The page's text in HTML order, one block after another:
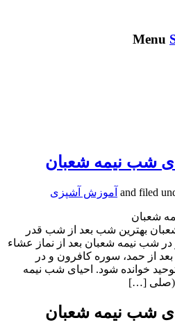
Menu
شب نیمه شعبان
and filed آموزش آشپزی
شعبان
بهترین شب بعد از شب قدر
شب نیمه شعبان بعد از نماز عشاء
از حمد، سوره کافرون و در
خوانده شود. احیای شب نیمه
[…]
شب نیمه شعبان